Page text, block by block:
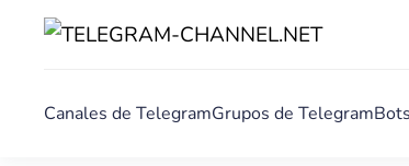
Canales de TelegramGrupos de Telegram